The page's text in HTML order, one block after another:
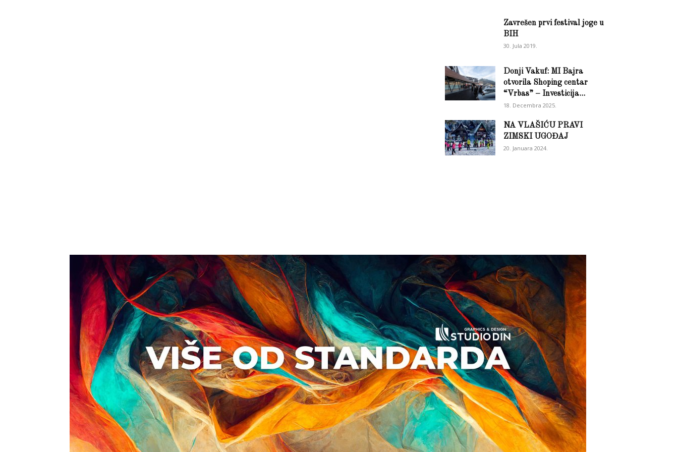
Zavrešen prvi festival joge u
BIH
30. Jula 2019.
Donji Vakuf: MI Bajra
otvorila Shoping centar
“Vrbas” – Investicija...
18. Decembra 2025.
NA VLAŠIĆU PRAVI
ZIMSKI UGOĐAJ
20. Januara 2024.